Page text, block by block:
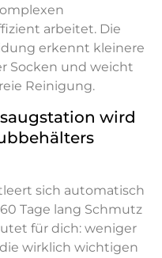
arbeitet. Die
erkennt kleinere
Socken und weicht
Reinigung.
wird
sich automatisch
Tage lang Schmutz
für dich: weniger
wirklich wichtigen